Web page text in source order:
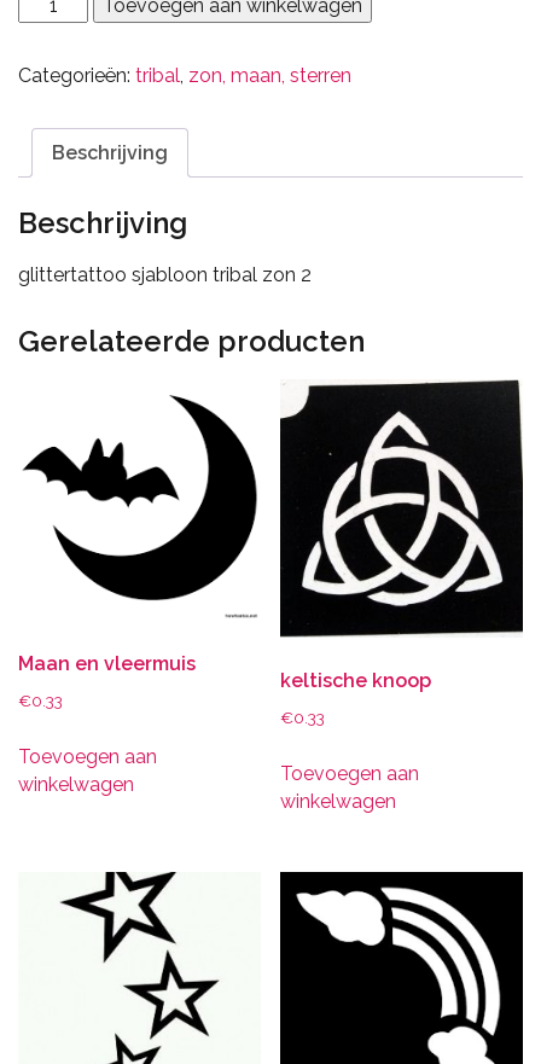
zon
aantal
Toevoegen aan winkelwagen
Categorieën: tribal, zon, maan, sterren
Beschrijving
Beschrijving
glittertattoo sjabloon tribal zon 2
Gerelateerde producten
Maan en vleermuis
€0.33
Toevoegen aan
winkelwagen
keltische knoop
€0.33
Toevoegen aan
winkelwagen